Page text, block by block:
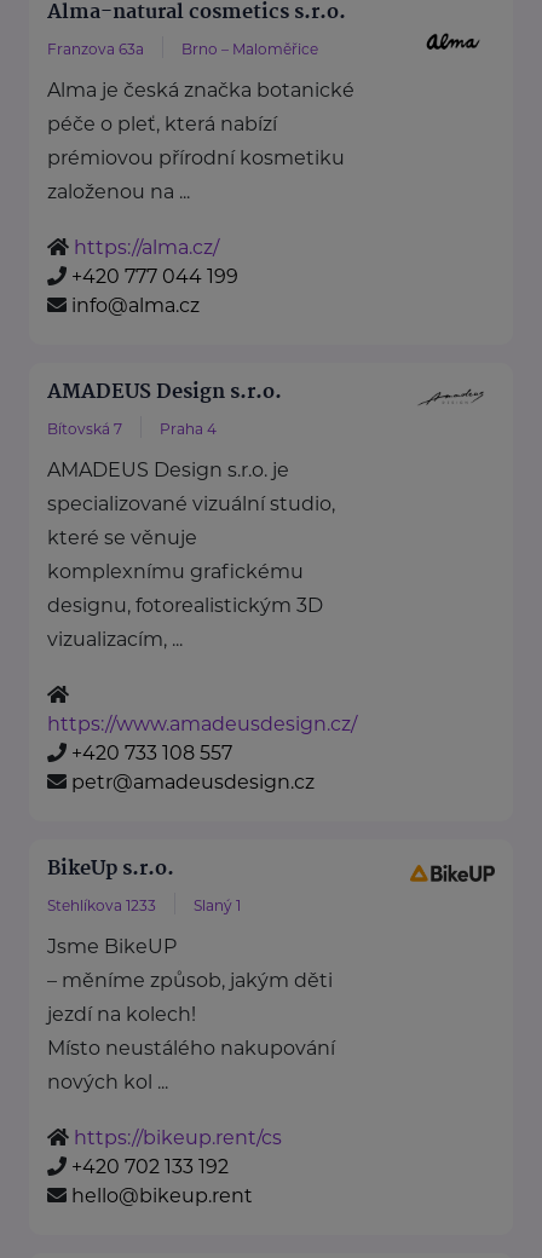
Alma-natural cosmetics s.r.o.
Franzova 63a Brno – Maloměřice
Alma je česká značka botanické
péče o pleť, která nabízí
prémiovou přírodní kosmetiku
založenou na ...
https://alma.cz/
+420 777 044 199
info@alma.cz
AMADEUS Design s.r.o.
Bítovská 7 Praha 4
AMADEUS Design s.r.o. je
specializované vizuální studio,
které se věnuje
komplexnímu grafickému
designu, fotorealistickým 3D
vizualizacím, ...
https://www.amadeusdesign.cz/
+420 733 108 557
petr@amadeusdesign.cz
BikeUp s.r.o.
Stehlíkova 1233 Slaný 1
Jsme BikeUP
– měníme způsob, jakým děti
jezdí na kolech!
Místo neustálého nakupování
nových kol ...
https://bikeup.rent/cs
+420 702 133 192
hello@bikeup.rent